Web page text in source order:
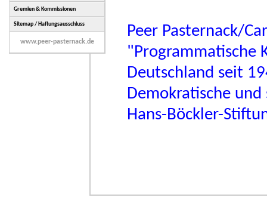
Gremien & Kommissionen
Sitemap / Haftungsausschluss
www.peer-pasternack.de
Peer Pasternack/
"Programmatische
Deutschland seit
Demokratische
Hans-Böckler-